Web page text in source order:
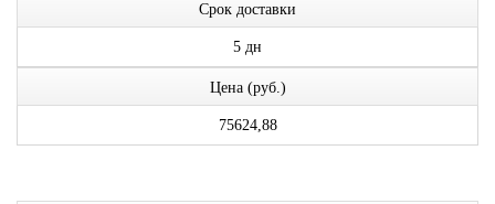
Срок доставки
5 дн
Цена (руб.)
75624,88